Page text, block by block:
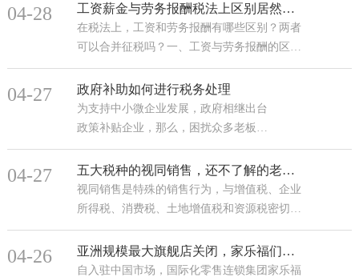
04-28 工资薪金与劳务报酬税法上区别居然这么大，还能合并计税吗？
在税法上，工资和劳务报酬有哪些区别？两者
可以合并征税吗？一、工资与劳务报酬的区别
①涵盖范围不同工资薪金：是指个人因任职或
者受雇而取得的工资、奖金、年终加薪、劳动
···
04-27 政府补助如何进行税务处理
为支持中小微企业发展，政府相继出台
政策补贴企业，那么，困扰众多老板的
问题来了，这些补助还需要纳税吗？
一、概念与分类概念：政府补助是指企
业从政府无偿取得货币性资产···
04-27 五大税种的视同销售，还不了解的老板看过来！
视同销售是特殊的销售行为，与增值税、企业
所得税、消费税、土地增值税和资源税密切相
关。今天我们具体看看每一个税种的视同销售
都有哪些情形，如何判定？视同销售的行为一
···
04-26 亚洲规模最大旗舰店关闭，家乐福们到底为啥所困？
自入驻中国市场，国际化零售连锁集团家乐福